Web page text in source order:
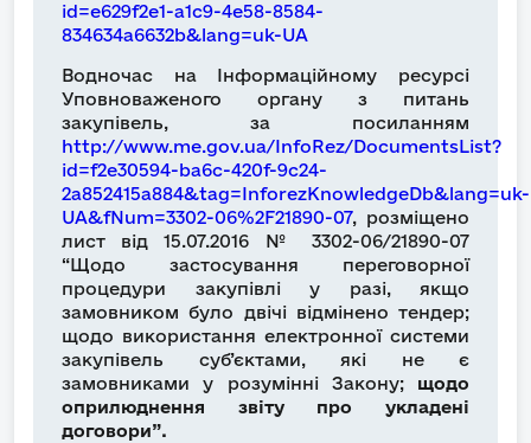
id=e629f2e1-a1c9-4e58-8584-
834634a6632b&lang=uk-UA
Водночас на Інформаційному ресурсі
Уповноваженого органу з питань
закупівель, за посиланням
http://www.me.gov.ua/InfoRez/DocumentsList?
id=f2e30594-ba6c-420f-9c24-
2a852415a884&tag=InforezKnowledgeDb&lang=uk-
UA&fNum=3302-06%2F21890-07, розміщено
лист від 15.07.2016 № 3302-06/21890-07
“Щодо застосування переговорної
процедури закупівлі у разі, якщо
замовником було двічі відмінено тендер;
щодо використання електронної системи
закупівель суб’єктами, які не є
замовниками у розумінні Закону; щодо
оприлюднення звіту про укладені
договори”.